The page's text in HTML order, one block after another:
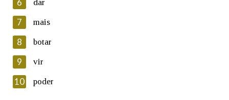
ficheiros informáticos. Así mesmo, os usuarios poderán exercer o
seu dereito de acceso, rectificación, oposición e cancelación dos
seus datos poñéndose en contacto connosco.
Lin e acepto as condicións da política de
Introduce o código que aparece na imaxe:
dar
7 mais
8 botar
9 vir
10 poder